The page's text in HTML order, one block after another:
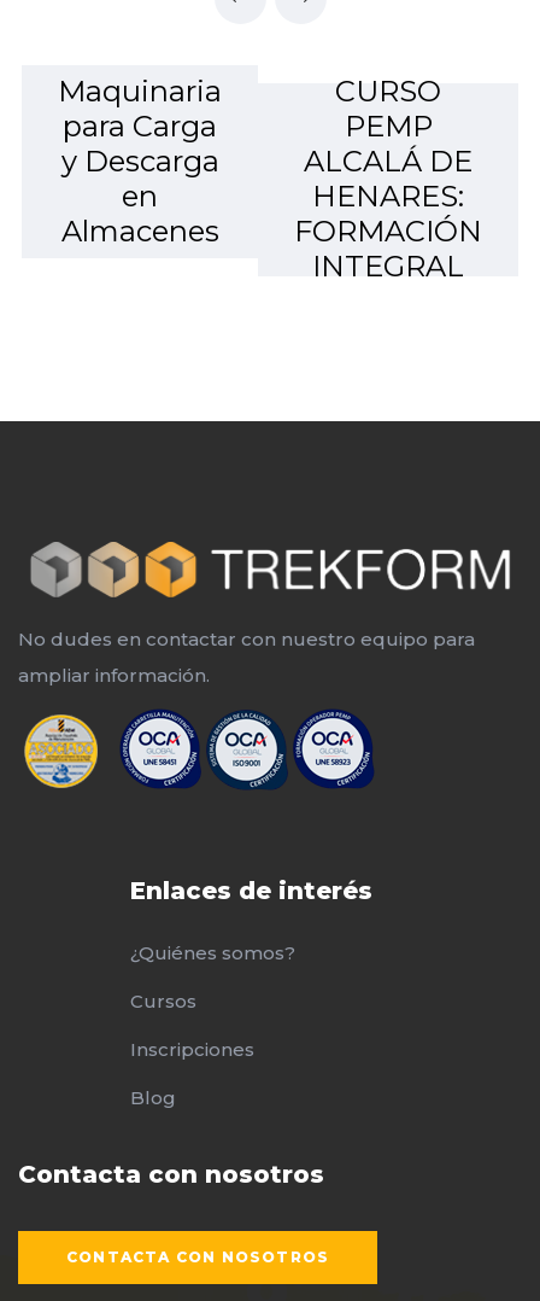
Maquinaria
para Carga
y Descarga
en
Almacenes
CURSO
PEMP
ALCALÁ DE
HENARES:
FORMACIÓN
INTEGRAL
No dudes en contactar con nuestro equipo para
ampliar información.
Enlaces de interés
¿Quiénes somos?
Cursos
Inscripciones
Blog
Contacta con nosotros
CONTACTA CON NOSOTROS